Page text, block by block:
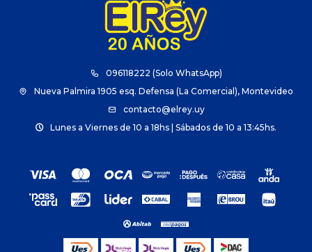
096118222 (Solo WhatsApp)
Nueva Palmira 1905 esq. Defensa (La Comercial), Montevideo
contacto@elrey.uy
Lunes a Viernes de 10 a 18hs | Sábados de 10 a 13:45hs.